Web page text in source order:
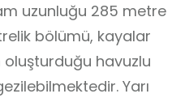
uzunluğu 285 metre
bölümü, kayalar
oluşturduğu havuzlu
Yarı